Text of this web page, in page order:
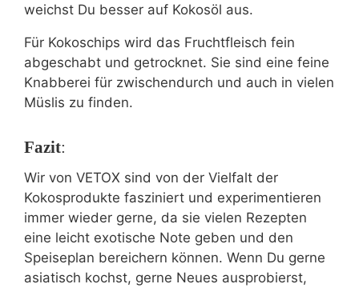
weichst Du besser auf Kokosöl aus.
Für Kokoschips wird das Fruchtfleisch fein
abgeschabt und getrocknet. Sie sind eine feine
Knabberei für zwischendurch und auch in vielen
Müslis zu finden.
Fazit:
Wir von VETOX sind von der Vielfalt der
Kokosprodukte fasziniert und experimentieren
immer wieder gerne, da sie vielen Rezepten
eine leicht exotische Note geben und den
Speiseplan bereichern können. Wenn Du gerne
asiatisch kochst, gerne Neues ausprobierst,